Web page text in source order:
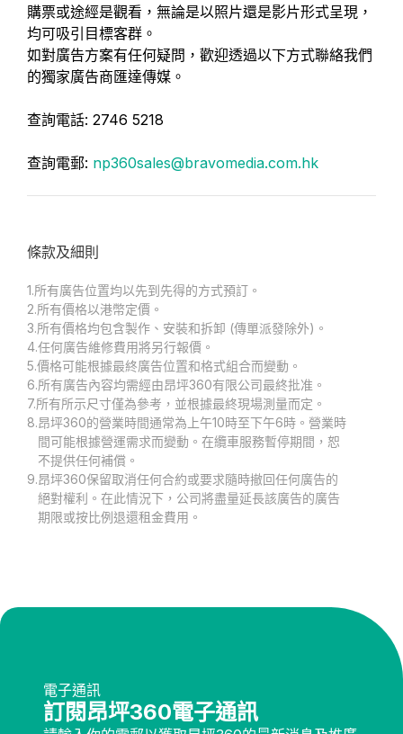
購票或途經是觀看，無論是以照片還是影片形式呈現，
均可吸引目標客群。
如對廣告方案有任何疑問，歡迎透過以下方式聯絡我們
的獨家廣告商匯達傳媒。
查詢電話: 2746 5218
查詢電郵: np360sales@bravomedia.com.hk
條款及細則
1.所有廣告位置均以先到先得的方式預訂。
2.所有價格以港幣定價。
3.所有價格均包含製作、安裝和拆卸 (傳單派發除外)。
4.任何廣告維修費用將另行報價。
5.價格可能根據最終廣告位置和格式組合而變動。
6.所有廣告內容均需經由昂坪360有限公司最終批准。
7.所有所示尺寸僅為參考，並根據最終現場測量而定。
8.昂坪360的營業時間通常為上午10時至下午6時。營業時
間可能根據營運需求而變動。在纜車服務暫停期間，恕
不提供任何補償。
9.昂坪360保留取消任何合約或要求隨時撤回任何廣告的
絕對權利。在此情況下，公司將盡量延長該廣告的廣告
期限或按比例退還租金費用。
電子通訊
訂閱昂坪360電子通訊